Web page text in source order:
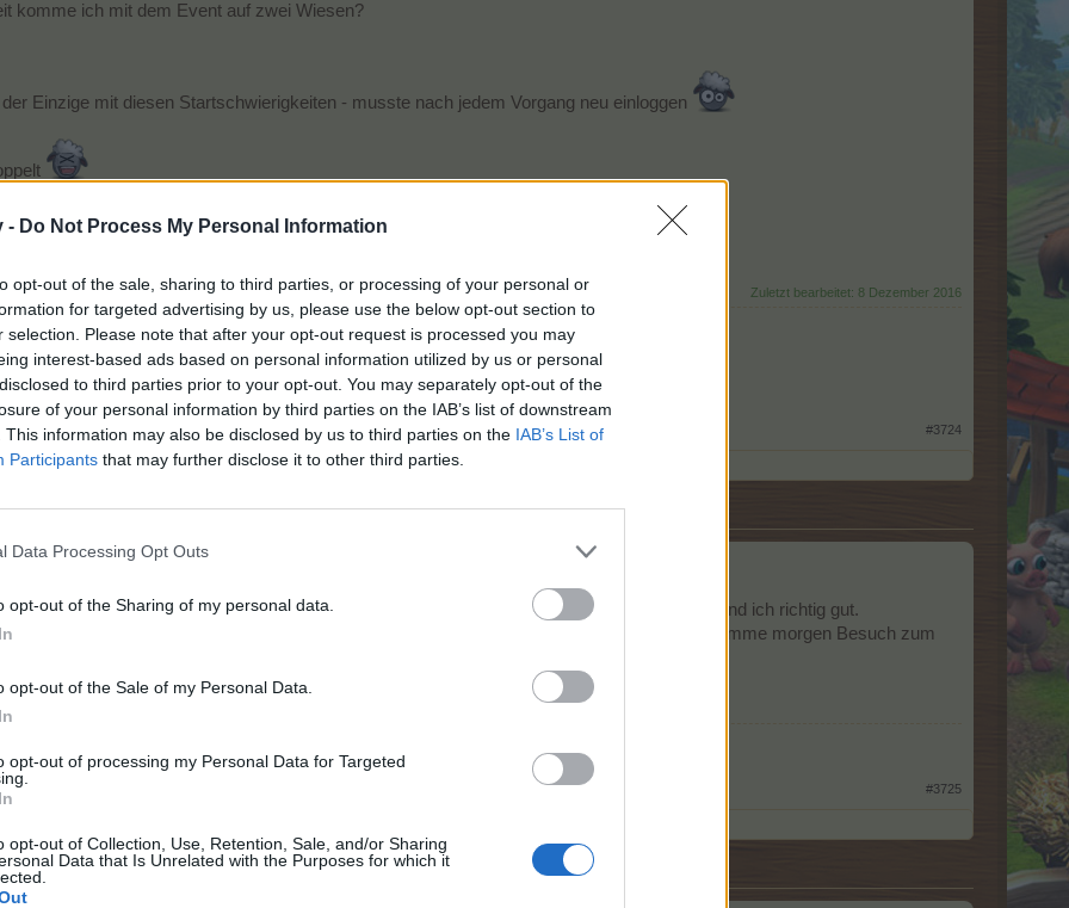
- Do Not Process My Personal Information
opt-out of the sale, sharing to third parties, or processing of your personal or
for targeted advertising by us, please use the below opt-out section to
selection. Please note that after your opt-out request is processed you may
interest-based ads based on personal information utilized by us or personal
to third parties prior to your opt-out. You may separately opt-out of the
of your personal information by third parties on the IAB’s list of downstream
This information may also be disclosed by us to third parties on the IAB’s List of
Participants that may further disclose it to other third parties.
Data Processing Opt Outs
opt-out of the Sharing of my personal data.
opt-out of the Sale of my Personal Data.
opt-out of processing my Personal Data for Targeted
opt-out of Collection, Use, Retention, Sale, and/or Sharing
Data that Is Unrelated with the Purposes for which it
komme ich mit dem Event auf zwei Wiesen?
Einzige mit diesen Startschwierigkeiten - musste nach jedem Vorgang neu einloggen
Zuletzt bearbeitet: 8 Dezember 2016
>Baracke (Tabellen, Analysen und Smalltalk)<
Hindernisse können mich nicht aufhalten; Entschlossenheit bringt jedes Hindernis zu Fall. -
#3724
dies.
den Feldern
punktgenaue Ernte von Nelken (nur fast wegen Schnee) 122 Drops aus nur drei Feldern find ich richtig gut.
weg. In 45 Min. gehts auf 1er Felder und über Nacht Haselnüsse oder so, bekomme morgen Besuch zum
Ich werde die Sparversion machen das dürfte rasch erledigt sein.
Markt 40​
#3725